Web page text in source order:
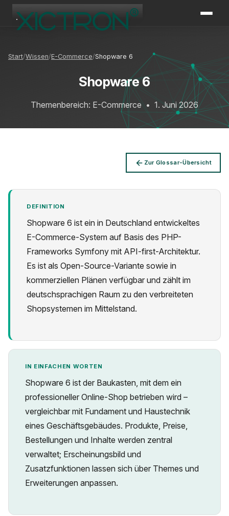
Start Wissen E-Commerce Shopware 6
Shopware 6
Themenbereich: E-Commerce • 1. Juni 2026
Zur Glossar-Übersicht
DEFINITION
Shopware 6 ist ein in Deutschland entwickeltes
E-Commerce-System auf Basis des PHP-
Frameworks Symfony mit API-first-Architektur.
Es ist als Open-Source-Variante sowie in
kommerziellen Plänen verfügbar und zählt im
deutschsprachigen Raum zu den verbreiteten
Shopsystemen im Mittelstand.
IN EINFACHEN WORTEN
Shopware 6 ist der Baukasten, mit dem ein
professioneller Online-Shop betrieben wird –
vergleichbar mit Fundament und Haustechnik
eines Geschäftsgebäudes. Produkte, Preise,
Bestellungen und Inhalte werden zentral
verwaltet; Erscheinungsbild und
Zusatzfunktionen lassen sich über Themes und
Erweiterungen anpassen.
XICTRON
Datenschutz